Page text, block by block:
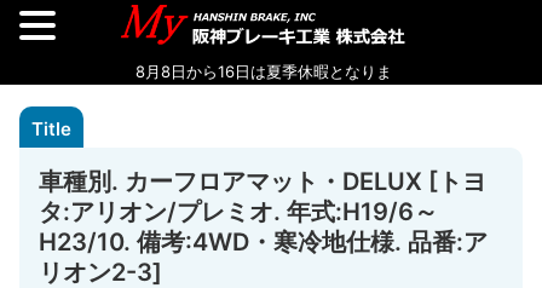
車種別. カーフロアマット・DELUX [トヨ
タ:アリオン/プレミオ. 年式:H19/6～
H23/10. 備考:4WD・寒冷地仕様. 品番:ア
リオン2-3]